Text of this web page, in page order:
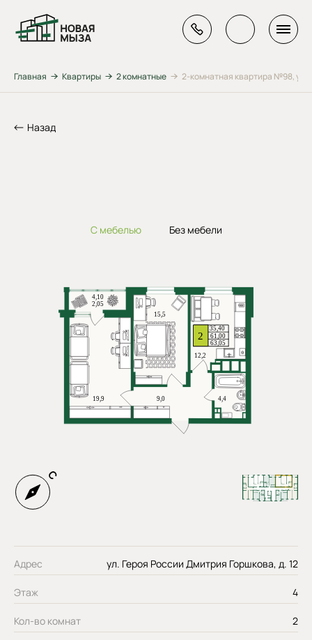
Главная Квартиры 2 комнатные 2-комнатная квартира №98, ул.
Назад
С мебелью Без мебели
Адрес ул. Героя России Дмитрия Горшкова, д. 12
Этаж 4
Кол-во комнат 2